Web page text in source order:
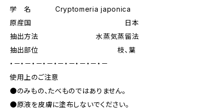
学 名 Cryptomeria japonica
原産国 日本
抽出方法 水蒸気蒸留法
抽出部位 枝、葉
・－・－・－・－・－・－・－・－・－
使用上のご注意
●のみもの、たべものではありません。
●原液を皮膚に塗布しないでください。